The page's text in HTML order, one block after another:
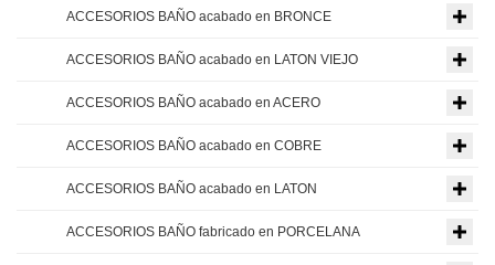
ACCESORIOS BAÑO acabado en BRONCE
ACCESORIOS BAÑO acabado en LATON VIEJO
ACCESORIOS BAÑO acabado en ACERO
ACCESORIOS BAÑO acabado en COBRE
ACCESORIOS BAÑO acabado en LATON
ACCESORIOS BAÑO fabricado en PORCELANA